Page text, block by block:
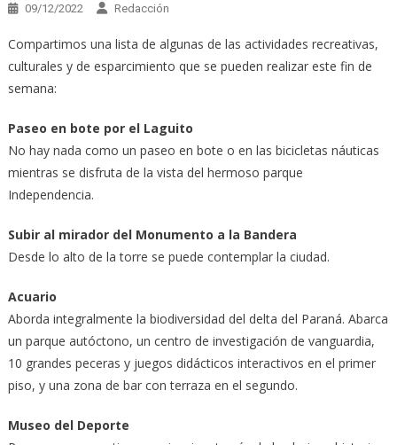
09/12/2022 Redacción
Compartimos una lista de algunas de las actividades recreativas,
culturales y de esparcimiento que se pueden realizar este fin de
semana:
Paseo en bote por el Laguito
No hay nada como un paseo en bote o en las bicicletas náuticas
mientras se disfruta de la vista del hermoso parque
Independencia.
Subir al mirador del Monumento a la Bandera
Desde lo alto de la torre se puede contemplar la ciudad.
Acuario
Aborda integralmente la biodiversidad del delta del Paraná. Abarca
un parque autóctono, un centro de investigación de vanguardia,
10 grandes peceras y juegos didácticos interactivos en el primer
piso, y una zona de bar con terraza en el segundo.
Museo del Deporte